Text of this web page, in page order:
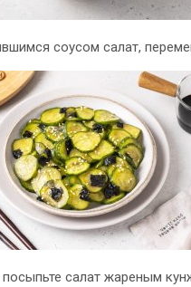
соусом салат,
салат жареным